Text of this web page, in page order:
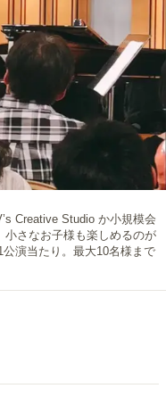
Creative Studio か小規模会
さなお子様も楽しめるのが
演当たり。最大10名様まで